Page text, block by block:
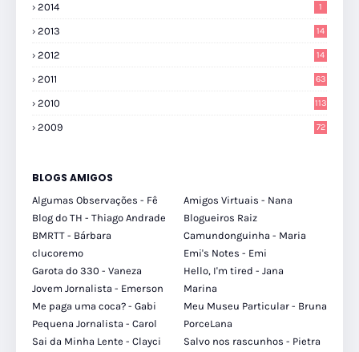
2014 1
2013 14
2012 14
2011 63
2010 113
2009 72
BLOGS AMIGOS
Algumas Observações - Fê
Amigos Virtuais - Nana
Blog do TH - Thiago Andrade
Blogueiros Raiz
BMRTT - Bárbara
Camundonguinha - Maria
clucoremo
Emi's Notes - Emi
Garota do 330 - Vaneza
Hello, I'm tired - Jana
Jovem Jornalista - Emerson
Marina
Me paga uma coca? - Gabi
Meu Museu Particular - Bruna
Pequena Jornalista - Carol
PorceLana
Sai da Minha Lente - Clayci
Salvo nos rascunhos - Pietra